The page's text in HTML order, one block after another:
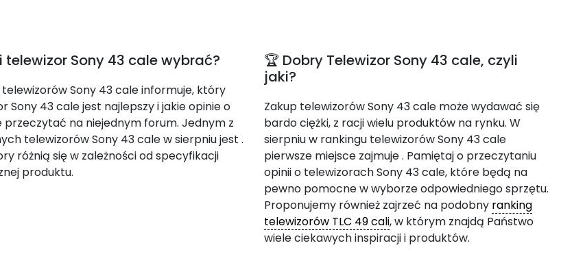
telewizor Sony 43 cale wybrać?
telewizorów Sony 43 cale informuje, który
Sony 43 cale jest najlepszy i jakie opinie o
przeczytać na niejednym forum. Jednym z
telewizorów Sony 43 cale w sierpniu jest .
różnią się w zależności od specyfikacji
produktu.
🏆 Dobry Telewizor Sony 43 cale, czyli
jaki?
Zakup telewizorów Sony 43 cale może wydawać się
bardo ciężki, z racji wielu produktów na rynku. W
sierpniu w rankingu telewizorów Sony 43 cale
pierwsze miejsce zajmuje. Pamiętaj o przeczytaniu
opinii o telewizorach Sony 43 cale, które będą na
pewno pomocne w wyborze odpowiedniego sprzętu.
Proponujemy również zajrzeć na podobny ranking
telewizorów TLC 49 cali, w którym znajdą Państwo
wiele ciekawych inspiracji i produktów.